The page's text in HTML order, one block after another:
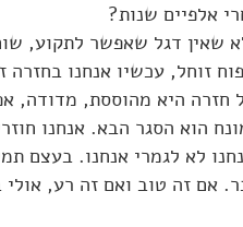
אלפיים שנות?
שאין דגל שאפשר לתקוע,
זוחל, עכשיו אנחנו
חזרה היא מהוססת, מדודה,
הוא הסגר הבא. אנחנו
לא לגמרי אנחנו. בעצם
אם זה טוב ואם זה רע,